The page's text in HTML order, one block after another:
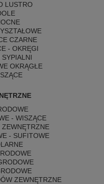
LUSTRO
CZARNE
- OKRĘGI
OKRĄGŁE
- WISZĄCE
- SUFITOWE
ZEWNĘTRZNE